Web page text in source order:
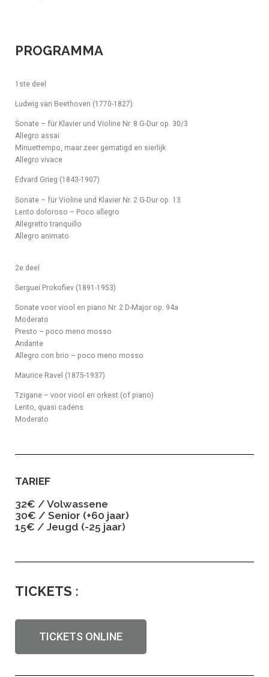
PROGRAMMA
1ste deel
Ludwig van Beethoven (1770-1827)
Sonate – für Klavier und Violine Nr. 8 G-Dur op. 30/3
Allegro assai
Minuettempo, maar zeer gematigd en sierlijk
Allegro vivace
Edvard Grieg (1843-1907)
Sonate – für Violine und Klavier Nr. 2 G-Dur op. 13
Lento doloroso – Poco allegro
Allegretto tranquillo
Allegro animato
2e deel
Sergueï Prokofiev (1891-1953)
Sonate voor viool en piano Nr. 2 D-Major op. 94a
Moderato
Presto – poco meno mosso
Andante
Allegro con brio – poco meno mosso
Maurice Ravel (1875-1937)
Tzigane – voor viool en orkest (of piano)
Lento, quasi cadens
Moderato
TARIEF
32€ / Volwassene
30€ / Senior (+60 jaar)
15€ / Jeugd (-25 jaar)
TICKETS :
TICKETS ONLINE